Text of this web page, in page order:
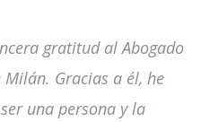
gratitud al Abogado
Gracias a él, he
una persona y la